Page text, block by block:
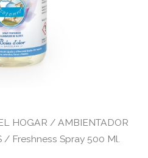
HOGAR / AMBIENTADOR
/ Freshness Spray 500 Ml.